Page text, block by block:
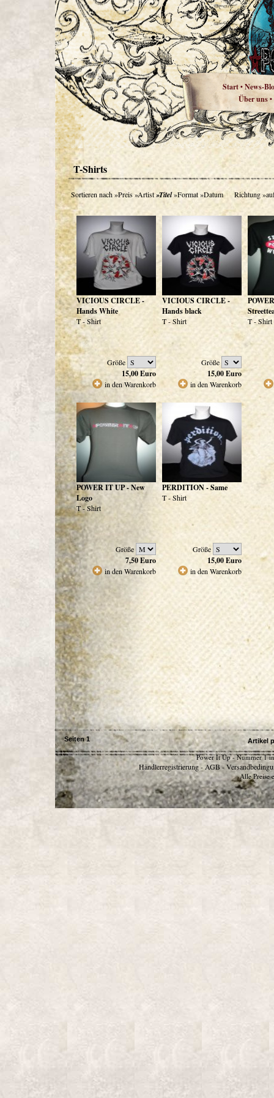
Start•News-
Über uns•
T-Shirts
Sortieren nach»Preis»Artist»Titel»Format»Datum Richtung
VICIOUS CIRCLE -
Hands White
T - Shirt
Größe
15,00Euro
in den Warenkorb
VICIOUS CIRCLE -
Hands black
T - Shirt
Größe
15,00Euro
in den Warenkorb
T - Shirt
POWER IT UP - New
Logo
T - Shirt
Größe
7,50Euro
in den Warenkorb
PERDITION - Same
T - Shirt
Größe
15,00Euro
in den Warenkorb
Seiten 1 Artikel
Power It Up - Nummer 1
Händlerregistrierung - AGB -
Alle Preise